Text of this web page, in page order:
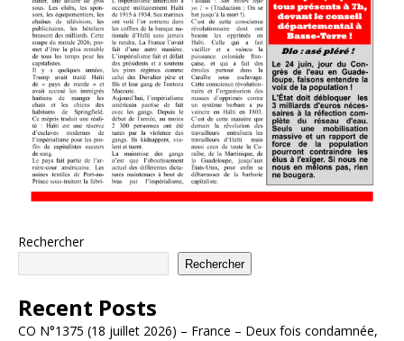
Rechercher
Rechercher
Recent Posts
CO N°1375 (18 juillet 2026) – France – Deux fois condamnée,